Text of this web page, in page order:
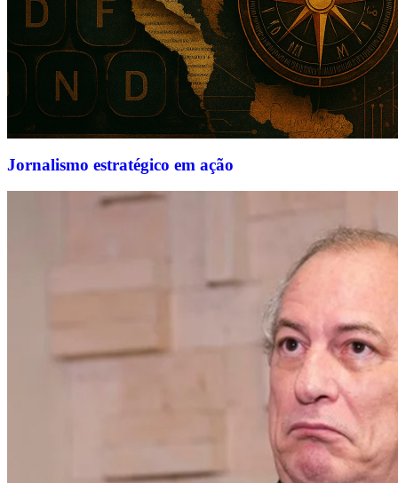
Jornalismo estratégico em ação